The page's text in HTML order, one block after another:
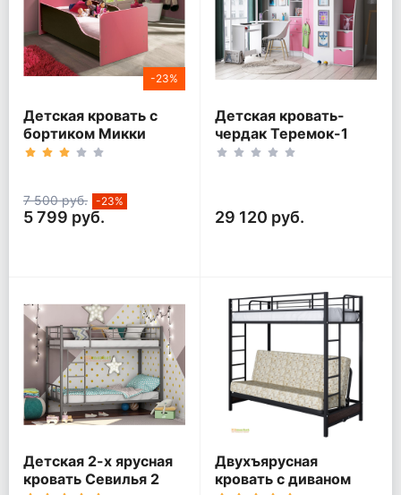
-23%
Детская кровать с
бортиком Микки
7 500 руб. -23%
5 799 руб.
Детская кровать-
чердак Теремок-1
Гранд Белый корпус
29 120 руб.
Детская 2-х ярусная
кровать Севилья 2
Двухъярусная
кровать с диваном